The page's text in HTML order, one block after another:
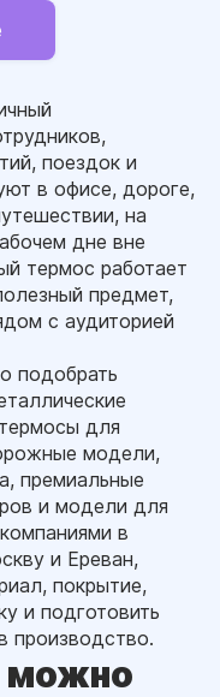
поездок и
в офисе, дороге,
на
дне вне
термос работает
предмет,
с аудиторией
подобрать
для
модели,
премиальные
и модели для
в
и Ереван,
покрытие,
и подготовить
производство.
можно